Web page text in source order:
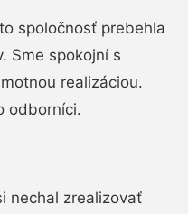
spoločnosť prebehla
Sme spokojní s
realizáciou.
odborníci.
nechal zrealizovať